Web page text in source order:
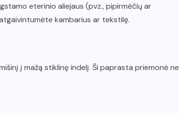
eterinio aliejaus (pvz., pipirmėčių ar
kambarius ar tekstilę.
į mažą stiklinę indelį. Ši paprasta priemonė ne